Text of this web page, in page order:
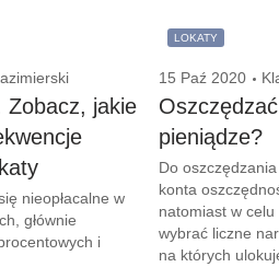
Zobacz, jakie
nieopłacalne w
głównie
i
LOKATY
15 Paź 2020
pieniądze?
Do
konta
natomiast w
wybrać liczne
na których